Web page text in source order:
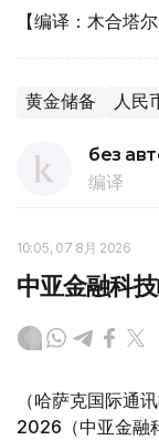
【编译：木合塔尔
黄金储备 人民
без
编译
10:05, 07 8月 2026
中亚金融科
（哈萨克国际通
2026（中亚金融